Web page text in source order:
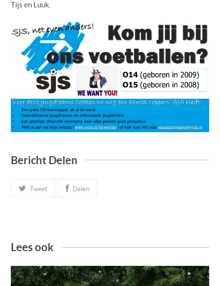
Tijs en Luuk.
Bericht Delen
Tweet Delen
Lees ook